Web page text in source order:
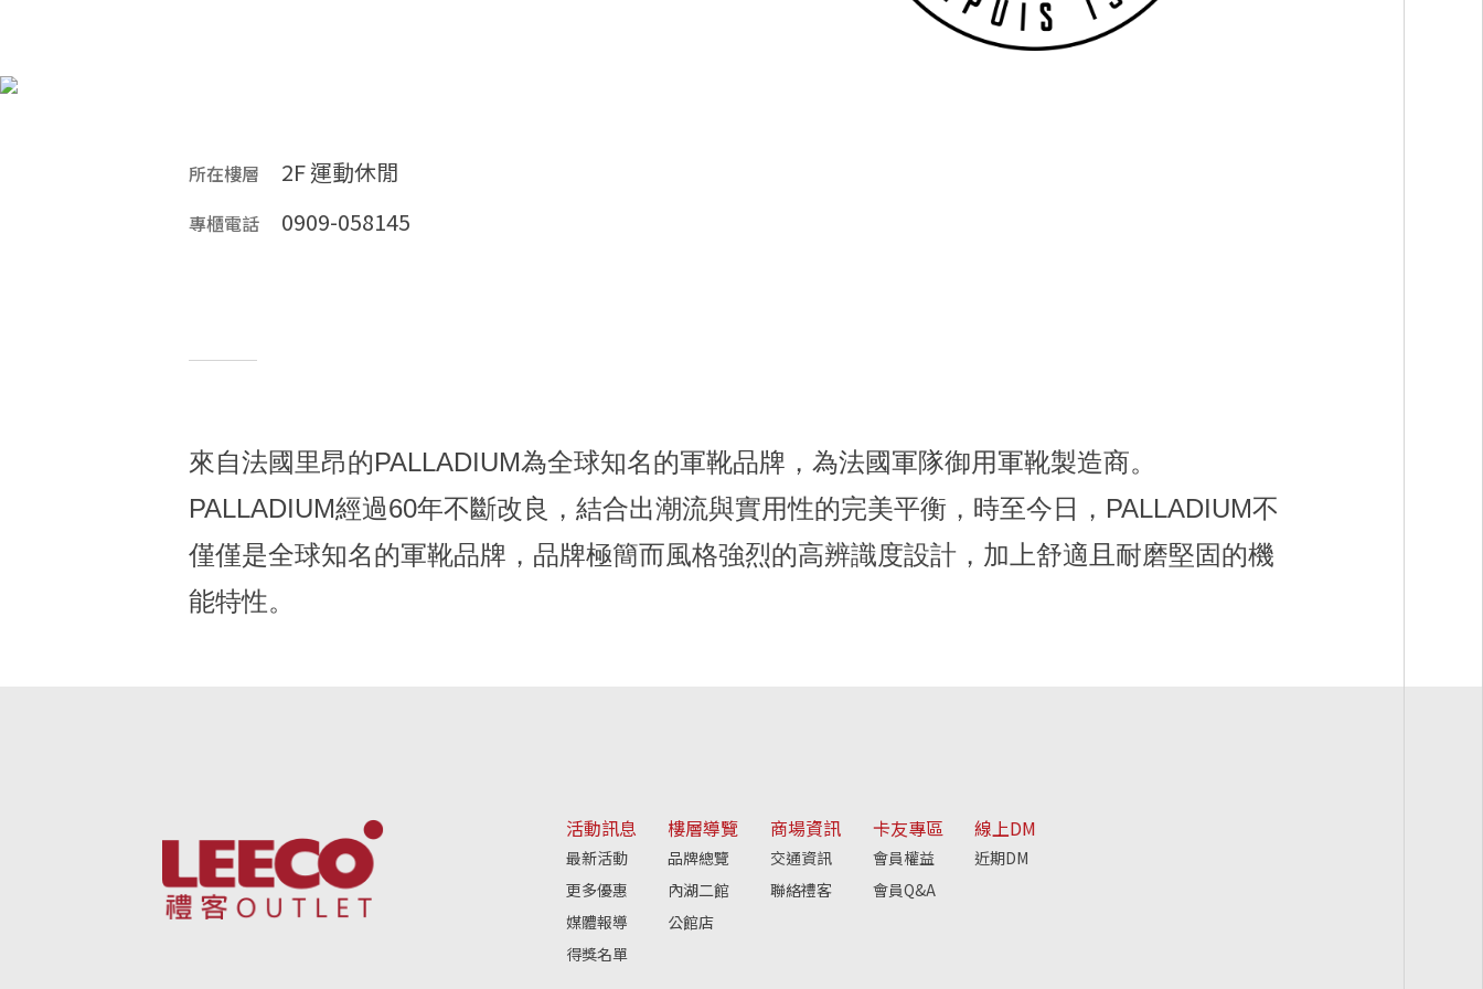
所在樓層 2F 運動休閒
專櫃電話 0909-058145
來自法國里昂的PALLADIUM為全球知名的軍靴品牌，為法國軍隊御用軍靴製造商。
PALLADIUM經過60年不斷改良，結合出潮流與實用性的完美平衡，時至今日，PALLADIUM不
僅僅是全球知名的軍靴品牌，品牌極簡而風格強烈的高辨識度設計，加上舒適且耐磨堅固的機
能特性。
活動訊息
最新活動
更多優惠
媒體報導
得獎名單
樓層導覽
品牌總覽
內湖二館
公館店
商場資訊
交通資訊
聯絡禮客
卡友專區
會員權益
會員Q&A
線上DM
近期DM